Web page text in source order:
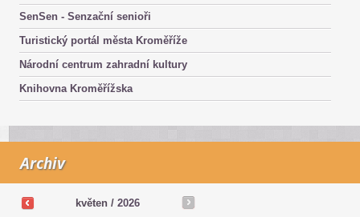
SenSen - Senzační senioři
Turistický portál města Kroměříže
Národní centrum zahradní kultury
Knihovna Kroměřížska
Archiv
květen / 2026